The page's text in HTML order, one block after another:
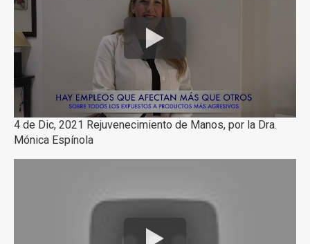
4 de Dic, 2021 Rejuvenecimiento de Manos, por la Dra.
Mónica Espínola